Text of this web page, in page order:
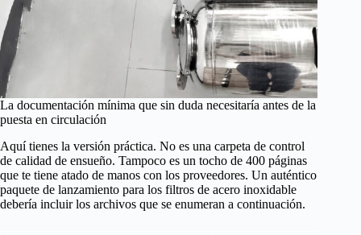
La documentación mínima que sin duda necesitaría antes de la
puesta en circulación
Aquí tienes la versión práctica. No es una carpeta de control
de calidad de ensueño. Tampoco es un tocho de 400 páginas
que te tiene atado de manos con los proveedores. Un auténtico
paquete de lanzamiento para los filtros de acero inoxidable
debería incluir los archivos que se enumeran a continuación.